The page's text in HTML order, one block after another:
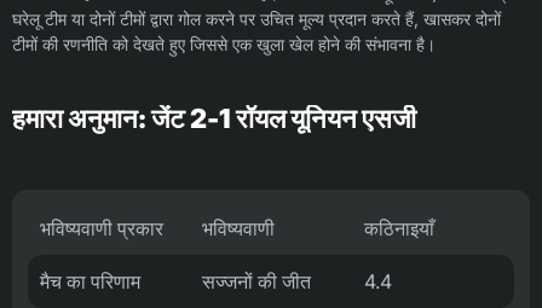
घरेलू टीम या दोनों टीमों द्वारा गोल करने पर उचित मूल्य प्रदान करते हैं, खासकर दोनों
टीमों की रणनीति को देखते हुए जिससे एक खुला खेल होने की संभावना है।
हमारा अनुमान: जेंट 2-1 रॉयल यूनियन एसजी
भविष्यवाणी प्रकार भविष्यवाणी कठिनाइयाँ
मैच का परिणाम सज्जनों की जीत 4.4